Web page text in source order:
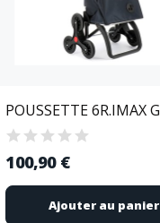
100,90 €
Ajouter au panier